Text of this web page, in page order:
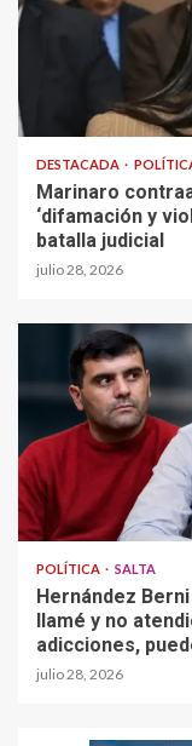
DESTACADA
Marinaro
‘difamación y
batalla judicial
julio 28, 2026
POLÍTICA SALTA
Hernández
llamé y no
adicciones,
julio 28, 2026